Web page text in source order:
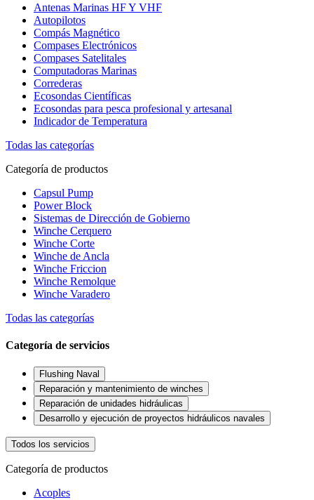
Antenas Marinas HF Y VHF
Autopilotos
Compás Magnético
Compases Electrónicos
Compases Satelitales
Computadoras Marinas
Correderas
Ecosondas Científicas
Ecosondas para pesca profesional y artesanal
Indicador de Temperatura
Todas las categorías
Categoría de productos
Capsul Pump
Power Block
Sistemas de Dirección de Gobierno
Winche Cerquero
Winche Corte
Winche de Ancla
Winche Friccion
Winche Remolque
Winche Varadero
Todas las categorías
Categoría de servicios
Flushing Naval
Reparación y mantenimiento de winches
Reparación de unidades hidráulicas
Desarrollo y ejecución de proyectos hidráulicos navales
Todos los servicios
Categoría de productos
Acoples